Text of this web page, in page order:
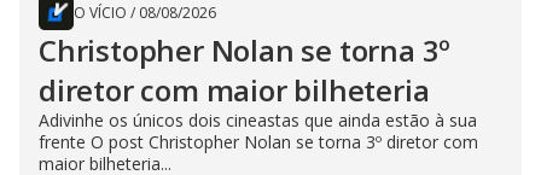
O VÍCIO / 08/08/2026
Christopher Nolan se torna 3º
diretor com maior bilheteria
Adivinhe os únicos dois cineastas que ainda estão à sua
frente O post Christopher Nolan se torna 3º diretor com
maior bilheteria...